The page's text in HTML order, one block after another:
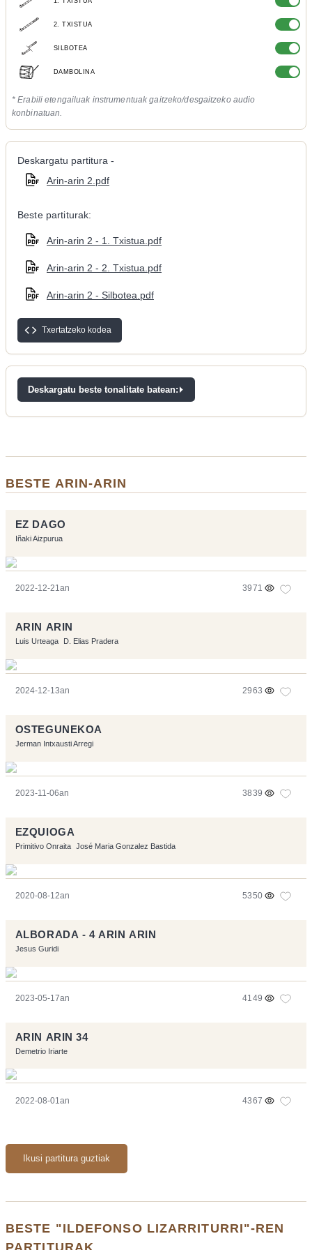
2. TXISTUA
SILBOTEA
DAMBOLINA
* Erabili etengailuak instrumentuak gaitzeko/desgaitzeko audio
konbinatuan.
Deskargatu partitura -
Arin-arin 2.pdf
Beste partiturak:
Arin-arin 2 - 1. Txistua.pdf
Arin-arin 2 - 2. Txistua.pdf
Arin-arin 2 - Silbotea.pdf
Txertatzeko kodea
Deskargatu beste tonalitate batean:
BESTE ARIN-ARIN
EZ DAGO
Iñaki Aizpurua
2022-12-21an 3971
ARIN ARIN
Luis Urteaga D. Elias Pradera
2024-12-13an 2963
OSTEGUNEKOA
Jerman Intxausti Arregi
2023-11-06an 3839
EZQUIOGA
Primitivo Onraita José Maria Gonzalez Bastida
2020-08-12an 5350
ALBORADA - 4 ARIN ARIN
Jesus Guridi
2023-05-17an 4149
ARIN ARIN 34
Demetrio Iriarte
2022-08-01an 4367
Ikusi partitura guztiak
BESTE "ILDEFONSO LIZARRITURRI"-REN